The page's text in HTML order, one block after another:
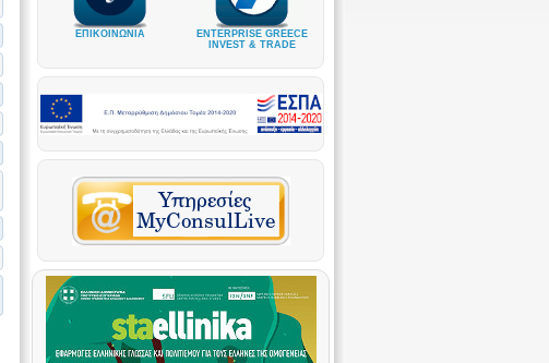
ΕΠΙΚΟΙΝΩΝΙΑ
ENTERPRISE GREECE
INVEST & TRADE